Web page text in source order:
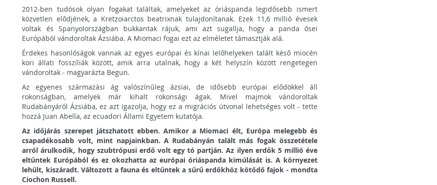
2012-ben tudósok olyan fogakat találtak, amelyeket az óriáspanda legidősebb ismert
közvetlen elődjének, a Kretzoiarctos beatrixnak tulajdonítanak. Ezek 11,6 millió évesek
voltak és Spanyolországban bukkantak rájuk, ami azt sugallja, hogy a panda ősei
Európából vándoroltak Ázsiába. A Miomaci fogai ezt az elméletet támasztják alá.
Érdekes hasonlóságok vannak az egyes európai és kínai lelőhelyeken talált késő miocén
kori állati fosszíliák között, amik arra utalnak, hogy a két helyszín között rengetegen
vándoroltak - magyarázta Begun.
Az egyenes származási ág valószínűleg ázsiai, de idősebb európai elődökkel áll
rokonságban, amelyek már kihalt rokonsági ágak. Mivel majmok vándoroltak
Rudabányáról Ázsiába, ez azt igazolja, hogy ez a migrációs útvonal lehetséges volt - tette
hozzá Juan Abella, az ecuadori Állami Egyetem kutatója.
Az időjárás szerepet játszhatott ebben. Amikor a Miomaci élt, Európa melegebb és
csapadékosabb volt, mint napjainkban. A Rudabányán talált más fogak összetétele
arról árulkodik, hogy szubtrópusi erdő volt egy tó partján. Az ilyen erdők 5 millió éve
eltűntek Európából és ez okozhatta az európai óriáspanda kimúlását is. A környezet
lehűlt, kiszáradt. Változott a fauna és eltűntek a sűrű erdőkhöz kötődő fajok - mondta
Ciochon Russell.